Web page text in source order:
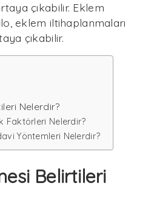
çıkabilir. Eklem
eklem iltihaplanmaları
çıkabilir.
Nelerdir?
Faktörleri Nelerdir?
Yöntemleri Nelerdir?
Belirtileri